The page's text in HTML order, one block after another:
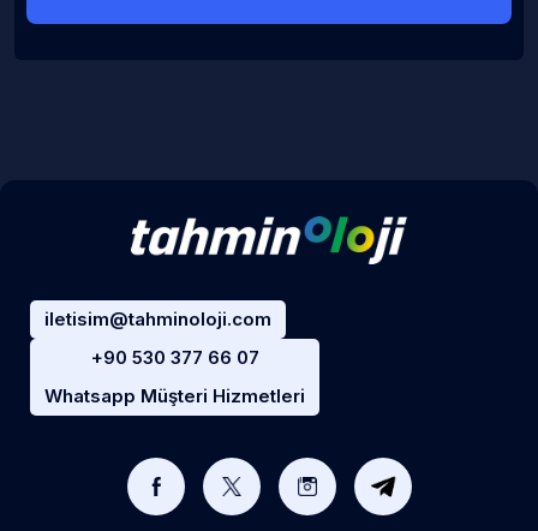
iletisim@tahminoloji.com
+90 530 377 66 07
Whatsapp Müşteri Hizmetleri